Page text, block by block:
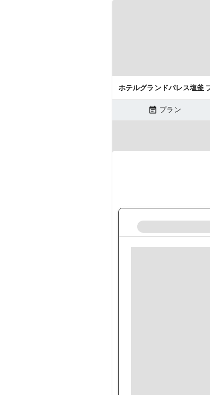
ホテルグランドパレス塩釜
プラン